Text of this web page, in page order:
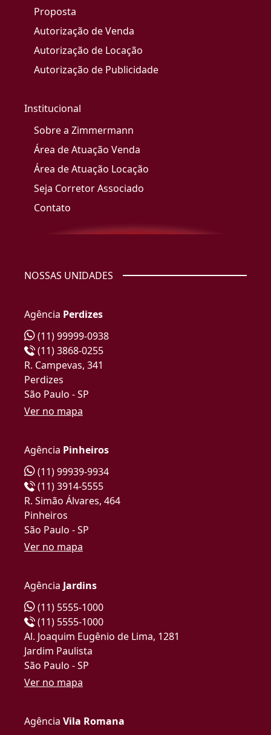
Proposta
Autorização de Venda
Autorização de Locação
Autorização de Publicidade
Institucional
Sobre a Zimmermann
Área de Atuação Venda
Área de Atuação Locação
Seja Corretor Associado
Contato
NOSSAS UNIDADES
Agência Perdizes
(11) 99999-0938
(11) 3868-0255
R. Campevas, 341
Perdizes
São Paulo - SP
Ver no mapa
Agência Pinheiros
(11) 99939-9934
(11) 3914-5555
R. Simão Álvares, 464
Pinheiros
São Paulo - SP
Ver no mapa
Agência Jardins
(11) 5555-1000
(11) 5555-1000
Al. Joaquim Eugênio de Lima, 1281
Jardim Paulista
São Paulo - SP
Ver no mapa
Agência Vila Romana